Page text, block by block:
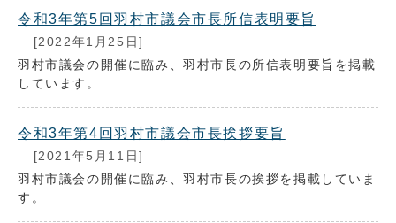
令和3年第5回羽村市議会市長所信表明要旨
[2022年1月25日]
羽村市議会の開催に臨み、羽村市長の所信表明要旨を掲載
しています。
令和3年第4回羽村市議会市長挨拶要旨
[2021年5月11日]
羽村市議会の開催に臨み、羽村市長の挨拶を掲載していま
す。